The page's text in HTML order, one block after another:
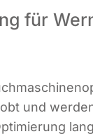
für
und